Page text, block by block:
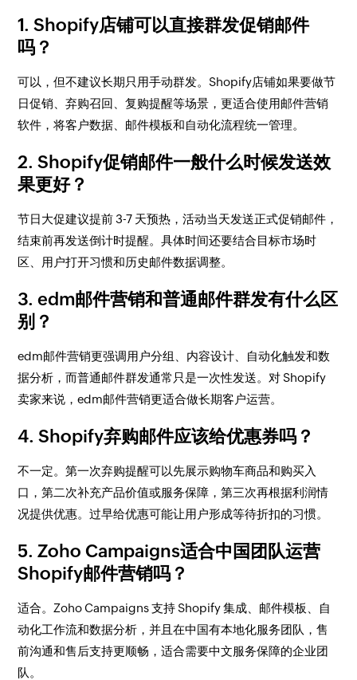
1. Shopify店铺可以直接群发促销邮件
吗？
可以，但不建议长期只用手动群发。Shopify店铺如果要做节
日促销、弃购召回、复购提醒等场景，更适合使用邮件营销
软件，将客户数据、邮件模板和自动化流程统一管理。
2. Shopify促销邮件一般什么时候发送效
果更好？
节日大促建议提前 3-7 天预热，活动当天发送正式促销邮件，
结束前再发送倒计时提醒。具体时间还要结合目标市场时
区、用户打开习惯和历史邮件数据调整。
3. edm邮件营销和普通邮件群发有什么区
别？
edm邮件营销更强调用户分组、内容设计、自动化触发和数
据分析，而普通邮件群发通常只是一次性发送。对 Shopify
卖家来说，edm邮件营销更适合做长期客户运营。
4. Shopify弃购邮件应该给优惠券吗？
不一定。第一次弃购提醒可以先展示购物车商品和购买入
口，第二次补充产品价值或服务保障，第三次再根据利润情
况提供优惠。过早给优惠可能让用户形成等待折扣的习惯。
5. Zoho Campaigns适合中国团队运营
Shopify邮件营销吗？
适合。Zoho Campaigns 支持 Shopify 集成、邮件模板、自
动化工作流和数据分析，并且在中国有本地化服务团队，售
前沟通和售后支持更顺畅，适合需要中文服务保障的企业团
队。